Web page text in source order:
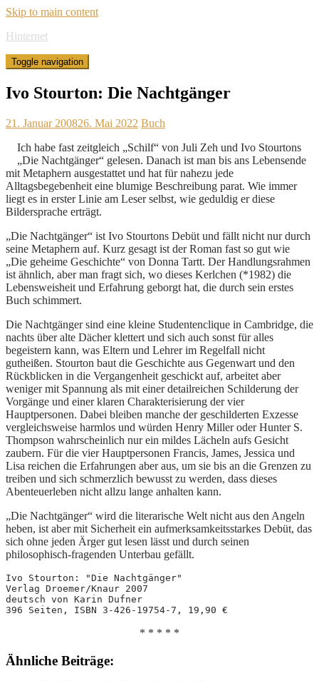
Skip to main content
Hinternet
Toggle navigation
Ivo Stourton: Die Nachtgänger
21. Januar 200826. Mai 2022 Buch
Ich habe fast zeitgleich „Schilf“ von Juli Zeh und Ivo Stourtons
„Die Nachtgänger“ gelesen. Danach ist man bis ans Lebensende
mit Metaphern ausgestattet und hat für nahezu jede
Alltagsbegebenheit eine blumige Beschreibung parat. Wie immer
liegt es in erster Linie am Leser selbst, wie geduldig er diese
Bildersprache erträgt.
„Die Nachtgänger“ ist Ivo Stourtons Debüt und fällt nicht nur durch
seine Metaphern auf. Kurz gesagt ist der Roman fast so gut wie
„Die geheime Geschichte“ von Donna Tartt. Der Handlungsrahmen
ist ähnlich, aber man fragt sich, wo dieses Kerlchen (*1982) die
Lebensweisheit und Erfahrung geborgt hat, die durch sein erstes
Buch schimmert.
Die Nachtgänger sind eine kleine Studentenclique in Cambridge, die
nachts über alte Dächer klettert und sich auch sonst für alles
begeistern kann, was Eltern und Lehrer im Regelfall nicht
gutheißen. Stourton baut die Geschichte aus Gegenwart und den
Rückblicken in die Vergangenheit geschickt auf, arbeitet aber
weniger mit Spannung als mit einer detailreichen Schilderung der
Vorgänge und einer klaren Charakterisierung der vier
Hauptpersonen. Dabei bleiben manche der geschilderten Exzesse
vergleichsweise harmlos und würden Henry Miller oder Hunter S.
Thompson wahrscheinlich nur ein mildes Lächeln aufs Gesicht
zaubern. Für die vier Hauptpersonen Francis, James, Jessica und
Lisa reichen die Erfahrungen aber aus, um sie bis an die Grenzen zu
treiben und sich schmerzlich bewusst zu werden, dass dieses
Abenteuerleben nicht allzu lange anhalten kann.
„Die Nachtgänger“ wird die literarische Welt nicht aus den Angeln
heben, ist aber mit Sicherheit ein aufmerksamkeitsstarkes Debüt, das
sich ohne jeden Ärger gut lesen lässt und durch seinen
philosophisch-fragenden Unterbau gefällt.
Ivo Stourton: "Die Nachtgänger"
Verlag Droemer/Knaur 2007
deutsch von Karin Dufner
396 Seiten, ISBN 3-426-19754-7, 19,90 €
* * * * *
Ähnliche Beiträge: